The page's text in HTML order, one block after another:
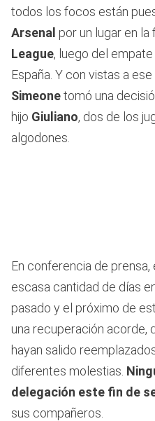
todos los focos están
Arsenal por un lugar en la
League, luego del empate
España. Y con vistas a
Simeonetomó una
hijo Giuliano, dos de los
algodones.
En conferencia de prensa,
escasa cantidad de días
pasado y el próximo de
una recuperación acorde,
hayan salido
diferentes molestias.
delegación este fin de
sus compañeros.